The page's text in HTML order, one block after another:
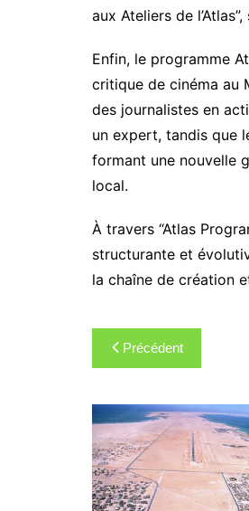
aux Ateliers de
Enfin, le programme
critique de cinéma au
des journalistes en
un expert, tandis que
formant une nouvelle
local.
À travers “Atlas
structurante et
la chaîne de création
Navigation
de
l’article
Précédent